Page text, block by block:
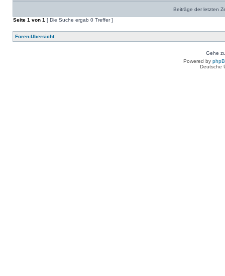
Beiträge der letzten
Seite 1 von 1 [ Die Suche ergab 0 Treffer ]
Foren-Übersicht
Gehe
Powered by
Deutsche